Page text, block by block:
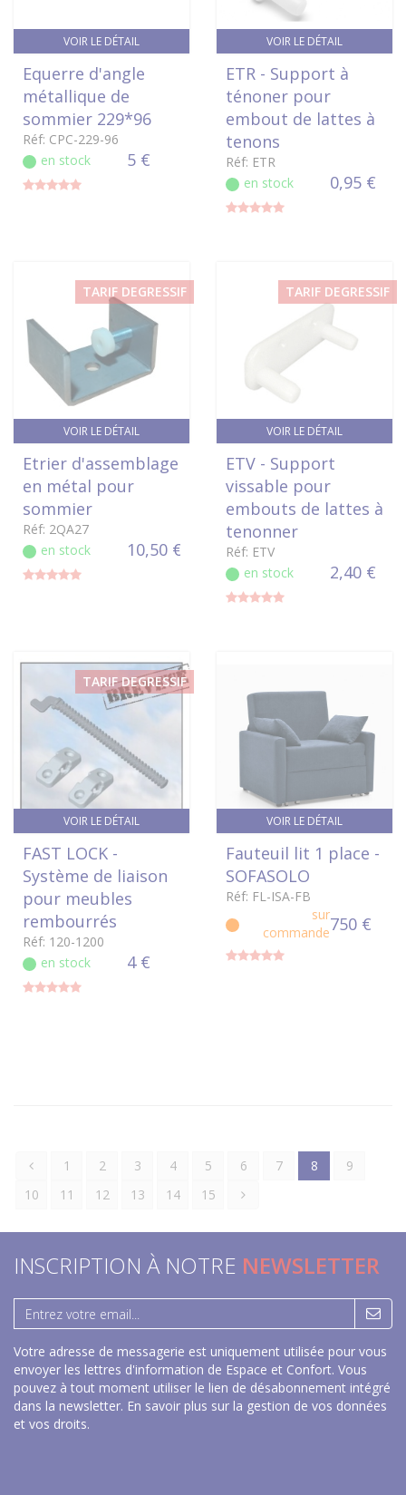
VOIR LE DÉTAIL
Equerre d'angle
métallique de
sommier 229*96
Réf: CPC-229-96
en stock
5 €
VOIR LE DÉTAIL
ETR - Support à
ténoner pour
embout de lattes à
tenons
Réf: ETR
en stock
0,95 €
VOIR LE DÉTAIL
TARIF DEGRESSIF
Etrier d'assemblage
en métal pour
sommier
Réf: 2QA27
en stock
10,50 €
VOIR LE DÉTAIL
TARIF DEGRESSIF
ETV - Support
vissable pour
embouts de lattes à
tenonner
Réf: ETV
en stock
2,40 €
VOIR LE DÉTAIL
TARIF DEGRESSIF
FAST LOCK -
Système de liaison
pour meubles
rembourrés
Réf: 120-1200
en stock
4 €
VOIR LE DÉTAIL
Fauteuil lit 1 place -
SOFASOLO
Réf: FL-ISA-FB
sur
commande750 €
1 2 3 4 5 6 7 8
9
10
11 12 13 14 15
INSCRIPTION À NOTRE NEWSLETTER
Votre adresse de messagerie est uniquement utilisée pour vous
envoyer les lettres d'information de Espace et Confort. Vous
pouvez à tout moment utiliser le lien de désabonnement intégré
dans la newsletter. En savoir plus sur la gestion de vos données
et vos droits.